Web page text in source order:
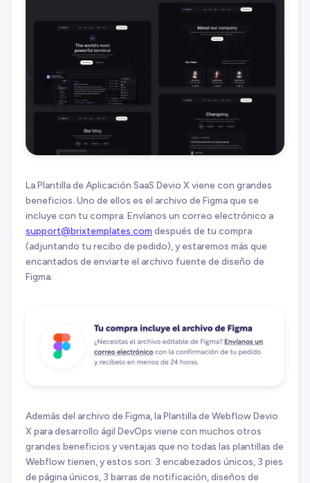
La Plantilla de Aplicación SaaS Devio X viene con grandes
beneficios. Uno de ellos es el archivo de Figma que se
incluye con tu compra. Envíanos un correo electrónico a
support@brixtemplates.com después de tu compra
(adjuntando tu recibo de pedido), y estaremos más que
encantados de enviarte el archivo fuente de diseño de
Figma.
Además del archivo de Figma, la Plantilla de Webflow Devio
X para desarrollo ágil DevOps viene con muchos otros
grandes beneficios y ventajas que no todas las plantillas de
Webflow tienen, y estos son: 3 encabezados únicos, 3 pies
de página únicos, 3 barras de notificación, diseños de